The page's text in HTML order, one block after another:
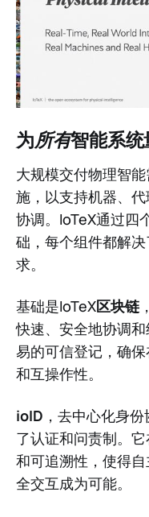
为所有智能系统
大规模交付物理智
施，以支持机器、
协调。IoTeX通过四
础，每个组件都解
求。
基础是IoTeX区块链
快速、安全地协调
易的可信登记，确
和互操作性。
ioID ，去中心化身
了认证和问责制。
和可追溯性，使得
全交互成为可能。